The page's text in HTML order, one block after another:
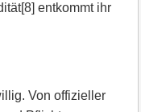
entkommt ihr
Von offizieller